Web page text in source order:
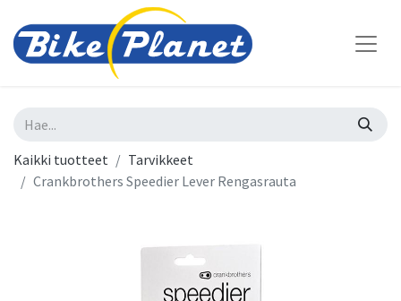
Kaikki tuotteet
Tarvikkeet
Crankbrothers Speedier Lever Rengasrauta